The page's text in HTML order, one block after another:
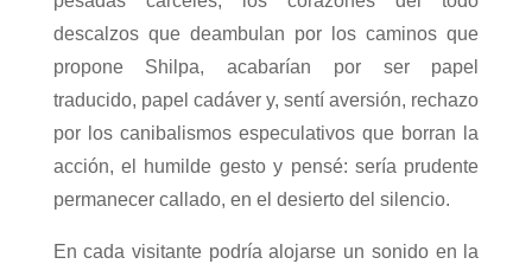
descalzos que deambulan por los caminos que
propone Shilpa, acabarían por ser papel
traducido, papel cadáver y, sentí aversión, rechazo
por los canibalismos especulativos que borran la
acción, el humilde gesto y pensé: sería prudente
permanecer callado, en el desierto del silencio.
En cada visitante podría alojarse un sonido en la